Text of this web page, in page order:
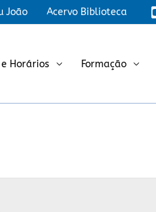
João Acervo Biblioteca
Horários Formação